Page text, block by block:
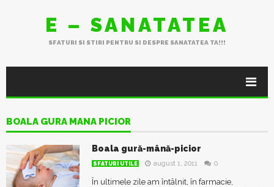
E – SANATATEA
SFATURI SI STIRI PENTRU SI DESPRE SANATATEA TA!!!
BOALA GURA MANA PICIOR
Boala gură-mână-picior
SFATURI UTILE august 1, 2011 0
În ultimele zile am întâlnit, în farmacie,